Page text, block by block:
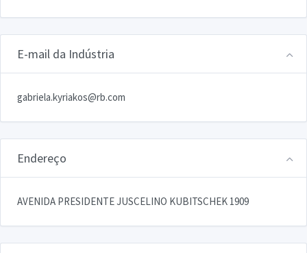
E-mail da Indústria
gabriela.kyriakos@rb.com
Endereço
AVENIDA PRESIDENTE JUSCELINO KUBITSCHEK 1909